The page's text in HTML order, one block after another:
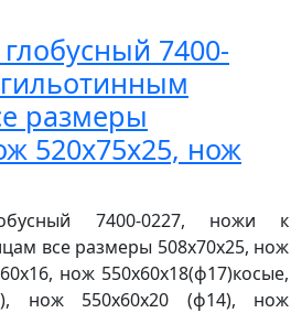
7400-
размеры
520х75х25, нож
7400-0227, ножи к
все размеры 508х70х25, нож
нож 550х60х18(ф17)косые,
нож 550х60х20 (ф14), нож